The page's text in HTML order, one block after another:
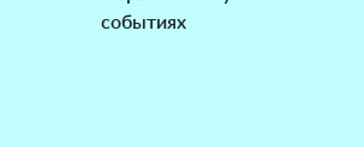
событиях